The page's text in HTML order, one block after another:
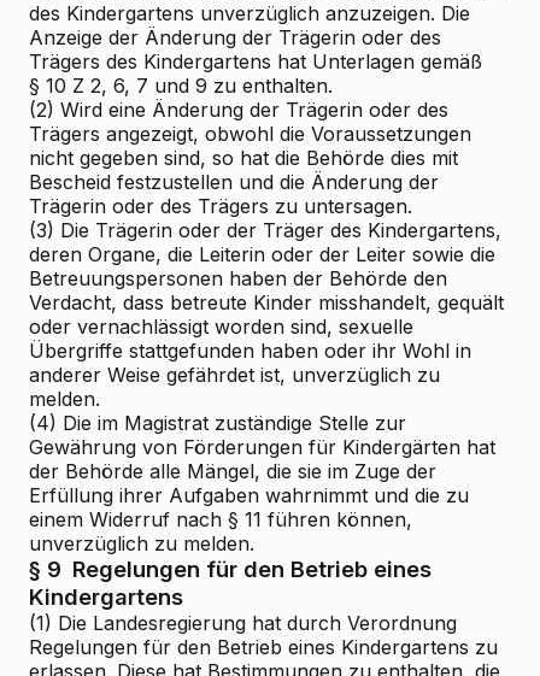
des Kindergartens unverzüglich anzuzeigen. Die
Anzeige der Änderung der Trägerin oder des
Trägers des Kindergartens hat Unterlagen gemäß
§ 10 Z 2, 6, 7 und 9 zu enthalten.
(2) Wird eine Änderung der Trägerin oder des
Trägers angezeigt, obwohl die Voraussetzungen
nicht gegeben sind, so hat die Behörde dies mit
Bescheid festzustellen und die Änderung der
Trägerin oder des Trägers zu untersagen.
(3) Die Trägerin oder der Träger des Kindergartens,
deren Organe, die Leiterin oder der Leiter sowie die
Betreuungspersonen haben der Behörde den
Verdacht, dass betreute Kinder misshandelt, gequält
oder vernachlässigt worden sind, sexuelle
Übergriffe stattgefunden haben oder ihr Wohl in
anderer Weise gefährdet ist, unverzüglich zu
melden.
(4) Die im Magistrat zuständige Stelle zur
Gewährung von Förderungen für Kindergärten hat
der Behörde alle Mängel, die sie im Zuge der
Erfüllung ihrer Aufgaben wahrnimmt und die zu
einem Widerruf nach § 11 führen können,
unverzüglich zu melden.
§ 9 Regelungen für den Betrieb eines
Kindergartens
(1) Die Landesregierung hat durch Verordnung
Regelungen für den Betrieb eines Kindergartens zu
erlassen. Diese hat Bestimmungen zu enthalten, die